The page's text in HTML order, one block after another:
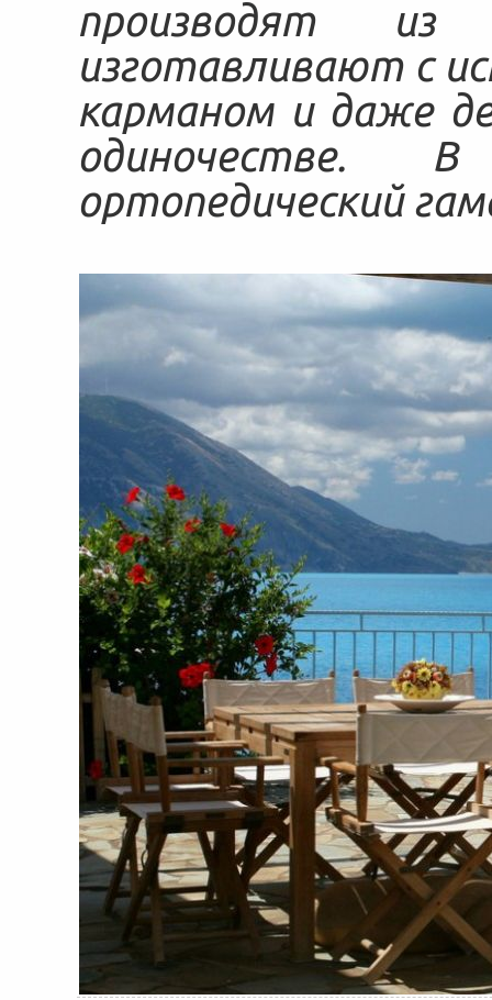
производят
изготавливают с
карманом и даже
одиночестве.
ортопедический